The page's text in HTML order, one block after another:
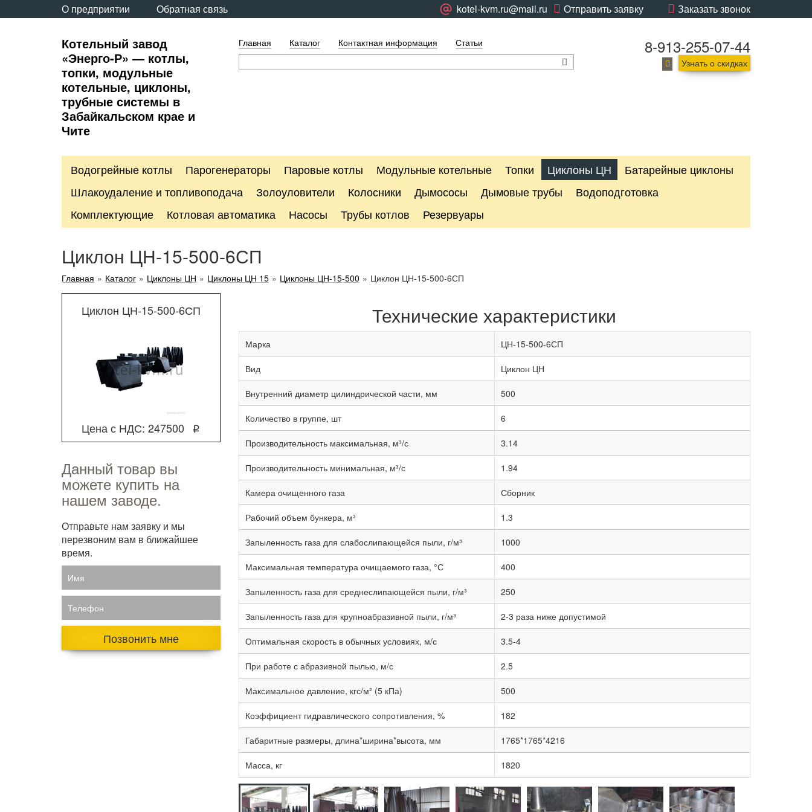
О предприятии Обратная связь Заказать звонок
Отправить заявку
kotel-kvm.ru@mail.ru
Котельный завод
«Энерго-Р» — котлы,
топки, модульные
котельные, циклоны,
трубные системы в
Забайкальском крае и
Чите
Главная Каталог Контактная информация Статьи 8-913-255-07-44
Узнать о скидках
Водогрейные котлы Парогенераторы Паровые котлы Модульные котельные Топки Циклоны ЦН
Батарейные циклоны
Шлакоудаление и топливоподача
Золоуловители Колосники Дымососы Дымовые трубы
Водоподготовка
Комплектующие
Котловая автоматика Насосы Трубы котлов Резервуары
Циклон ЦН-15-500-6СП
Главная » Каталог » Циклоны ЦН » Циклоны ЦН 15 » Циклоны ЦН-15-500 » Циклон ЦН-15-500-6СП
Циклон ЦН-15-500-6СП
Цена с НДС: 247500 q
Данный товар вы
можете купить на
нашем заводе.
Отправьте нам заявку и мы
перезвоним вам в ближайшее
время.
Имя
Телефон
Позвонить мне
Технические характеристики
Марка ЦН-15-500-6СП
Вид Циклон ЦН
Внутренний диаметр цилиндрической части, мм 500
Количество в группе, шт 6
Производительность максимальная, м³/с 3.14
Производительность минимальная, м³/с 1.94
Камера очищенного газа Сборник
Рабочий объем бункера, м³ 1.3
Запыленность газа для слабослипающейся пыли, г/м³ 1000
Максимальная температура очищаемого газа, °С 400
Запыленность газа для среднеслипающейся пыли, г/м³ 250
Запыленность газа для крупноабразивной пыли, г/м³ 2-3 раза ниже допустимой
Оптимальная скорость в обычных условиях, м/с 3.5-4
При работе с абразивной пылью, м/с 2.5
Максимальное давление, кгс/м² (5 кПа) 500
Коэффициент гидравлического сопротивления, % 182
Габаритные размеры, длина*ширина*высота, мм 1765*1765*4216
Масса, кг 1820